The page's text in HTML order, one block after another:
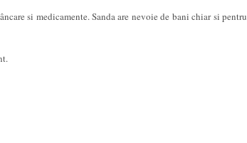
si medicamente. Sanda are nevoie de bani chiar si pentru